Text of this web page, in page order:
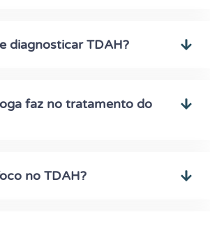
diagnosticar TDAH?
faz no tratamento do
no TDAH?